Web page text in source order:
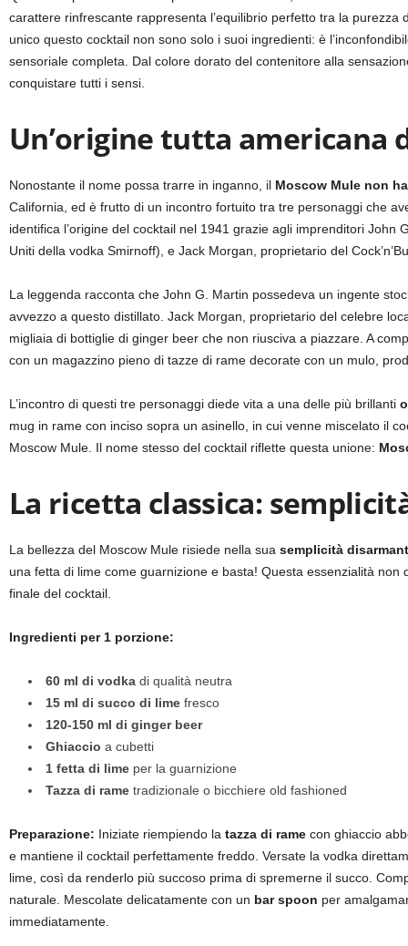
carattere rinfrescante rappresenta l’equilibrio perfetto tra la
unico questo cocktail non sono solo i suoi ingredienti: è
sensoriale completa. Dal colore dorato del contenitore alla
conquistare tutti i sensi.
Un’origine tutta americana
Nonostante il nome possa trarre in inganno, il Moscow Mule non
California, ed è frutto di un incontro fortuito tra tre personaggi che
identifica l’origine del cocktail nel 1941 grazie agli imprenditori
Uniti della vodka Smirnoff), e Jack Morgan, proprietario del
La leggenda racconta che John G. Martin possedeva un ingente
avvezzo a questo distillato. Jack Morgan, proprietario del celebre
migliaia di bottiglie di ginger beer che non riusciva a piazzare. A
con un magazzino pieno di tazze di rame decorate con un mulo,
L’incontro di questi tre personaggi diede vita a una delle più brillanti
mug in rame con inciso sopra un asinello, in cui venne miscelato il
Moscow Mule. Il nome stesso del cocktail riflette questa unione:
La ricetta classica:
La bellezza del Moscow Mule risiede nella sua semplicità
una fetta di lime come guarnizione e basta! Questa essenzialità
finale del cocktail.
Ingredienti per 1 porzione:
60 ml di vodka di qualità neutra
15 ml di succo di lime fresco
120-150 ml di ginger beer
Ghiaccio a cubetti
1 fetta di lime per la guarnizione
Tazza di rame tradizionale o bicchiere old fashioned
Preparazione: Iniziate riempiendo la tazza di rame con ghiaccio
e mantiene il cocktail perfettamente freddo. Versate la vodka
lime, così da renderlo più succoso prima di spremerne il succo.
naturale. Mescolate delicatamente con un bar spoon per
immediatamente.